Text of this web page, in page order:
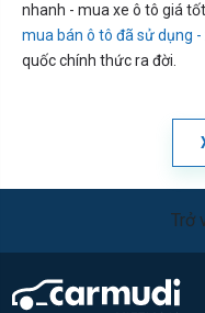
nhanh - mua xe ô tô giá
mua bán ô tô đã sử dụng -
quốc chính thức ra đời.
Trở